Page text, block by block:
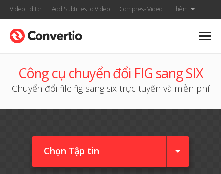
Video Editor Add Subtitles to Video Compress Video Thêm
Công cụ chuyển đổi FIG sang SIX
Chuyển đổi file fig sang six trực tuyến và miễn phí
Chọn Tập tin